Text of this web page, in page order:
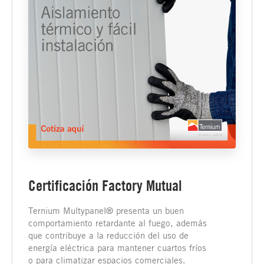
Certificación Factory Mutual
Ternium Multypanel® presenta un buen
comportamiento retardante al fuego, además
que contribuye a la reducción del uso de
energía eléctrica para mantener cuartos fríos
o para climatizar espacios comerciales.